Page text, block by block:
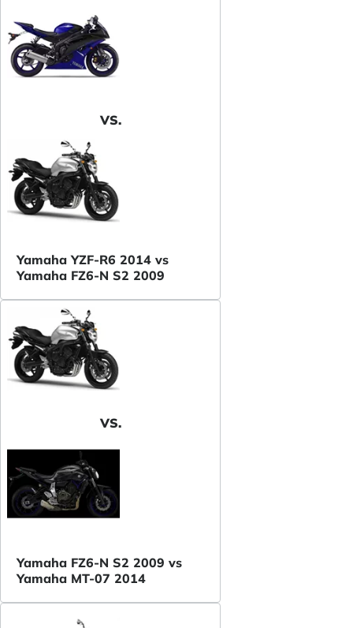
VS.
Yamaha YZF-R6 2014 vs
Yamaha FZ6-N S2 2009
VS.
Yamaha FZ6-N S2 2009 vs
Yamaha MT-07 2014